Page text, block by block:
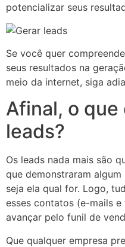
potencializar seus
Se você quer
seus resultados na
meio da internet, siga
Afinal, o que
leads?
Os leads nada mais são
que demonstraram
seja ela qual for. Logo,
esses contatos (e-mails
avançar pelo funil de
Que qualquer empresa